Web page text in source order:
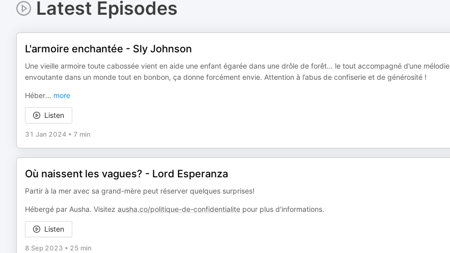
Latest Episodes
L'armoire enchantée - Sly Johnson
Une vieille armoire toute cabossée vient en aide une enfant égarée dans une drôle de forêt… le tout accompagné d’une mélodie
envoutante dans un monde tout en bonbon, ça donne forcément envie. Attention à l’abus de confiserie et de générosité !
Héber... more
Listen
31 Jan 2024 • 7 min
Où naissent les vagues? - Lord Esperanza
Partir à la mer avec sa grand-mère peut réserver quelques surprises!
Hébergé par Ausha. Visitez ausha.co/politique-de-confidentialite pour plus d'informations.
Listen
8 Sep 2023 • 25 min